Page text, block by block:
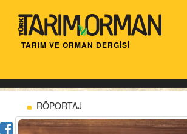
TARIM VE ORMAN DERGİSİ
RÖPORTAJ